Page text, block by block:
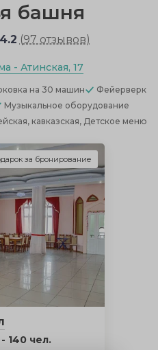
башня
4.2 (97 отзывов)
- Атинская, 17
на 30 машин
Фейерверк
Музыкальное оборудование
кавказская, Детское меню
140 чел.
за бронирование